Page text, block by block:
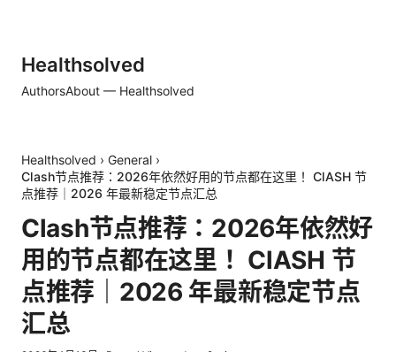
Healthsolved
AuthorsAbout — Healthsolved
Healthsolved › General ›
Clash节点推荐：2026年依然好用的节点都在这里！ ClASH 节
点推荐｜2026 年最新稳定节点汇总
Clash节点推荐：2026年依然好
用的节点都在这里！ ClASH 节
点推荐｜2026 年最新稳定节点
汇总